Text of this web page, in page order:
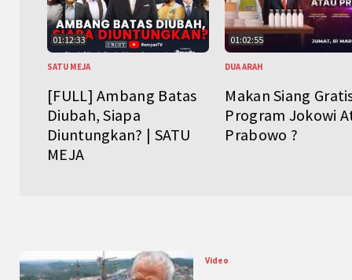
01:12:33
SATU MEJA
[FULL] Ambang Batas
Diubah, Siapa
Diuntungkan? | SATU
MEJA
01:02:55
DUA ARAH
Makan Siang
Program Jokowi
Prabowo ?
Video